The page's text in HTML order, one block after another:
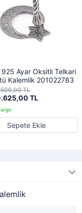
925 Ayar Oksitli Telkari
Kalemlik 201022783
TL
TL
Sepete Ekle